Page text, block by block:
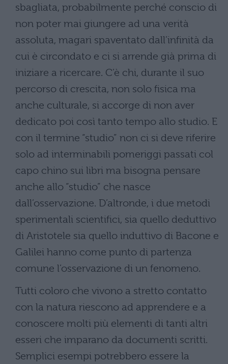
sbagliata, probabilmente perché conscio di
non poter mai giungere ad una verità
assoluta, magari spaventato dall’infinità da
cui è circondato e ci si arrende già prima di
iniziare a ricercare. C’è chi, durante il suo
percorso di crescita, non solo fisica ma
anche culturale, si accorge di non aver
dedicato poi così tanto tempo allo studio. E
con il termine “studio” non ci si deve riferire
solo ad interminabili pomeriggi passati col
capo chino sui libri ma bisogna pensare
anche allo “studio” che nasce
dall’osservazione. D’altronde, i due metodi
sperimentali scientifici, sia quello deduttivo
di Aristotele sia quello induttivo di Bacone e
Galilei hanno come punto di partenza
comune l’osservazione di un fenomeno.
Tutti coloro che vivono a stretto contatto
con la natura riescono ad apprendere e a
conoscere molti più elementi di tanti altri
esseri che imparano da documenti scritti.
Semplici esempi potrebbero essere la